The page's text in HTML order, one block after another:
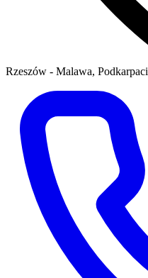
Rzeszów - Malawa,